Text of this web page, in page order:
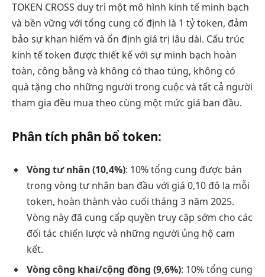
TOKEN CROSS duy trì một mô hình kinh tế minh bạch
và bền vững với tổng cung cố định là 1 tỷ token, đảm
bảo sự khan hiếm và ổn định giá trị lâu dài. Cấu trúc
kinh tế token được thiết kế với sự minh bạch hoàn
toàn, công bằng và không có thao túng, không có
quà tặng cho những người trong cuộc và tất cả người
tham gia đều mua theo cùng một mức giá ban đầu.
Phân tích phân bổ token:
Vòng tư nhân (10,4%): 10% tổng cung được bán
trong vòng tư nhân ban đầu với giá 0,10 đô la mỗi
token, hoàn thành vào cuối tháng 3 năm 2025.
Vòng này đã cung cấp quyền truy cập sớm cho các
đối tác chiến lược và những người ủng hộ cam
kết.
Vòng công khai/cộng đồng (9,6%): 10% tổng cung